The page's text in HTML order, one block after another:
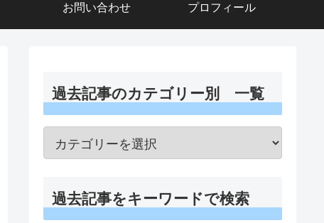
お問い合わせ プロフィール
過去記事のカテゴリー別 一覧
過去記事をキーワードで検索